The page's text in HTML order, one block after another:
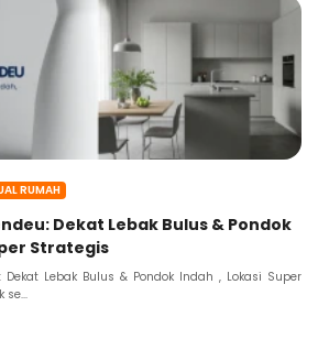
RUMAH
Dekat Lebak Bulus & Pondok
Strategis
Lebak Bulus & Pondok Indah , Lokasi Super
se...